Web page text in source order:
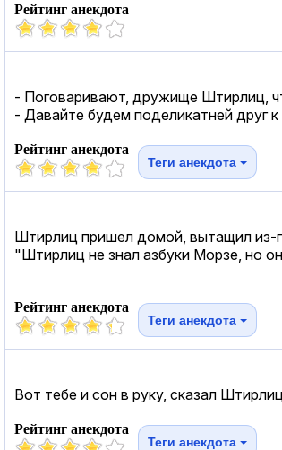
Рейтинг анекдота
- Поговаривают, дружище Штирлиц,
- Давайте будем поделикатней друг
Рейтинг анекдота
Теги анекдота
Штирлиц пришел домой, вытащил из-
"Штирлиц не знал азбуки Морзе, но
Рейтинг анекдота
Теги анекдота
Вот тебе и сон в руку, сказал
Рейтинг анекдота
Теги анекдота